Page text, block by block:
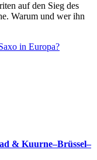
auf den Sieg des
Warum und wer ihn
in Europa?
& Kuurne–Brüssel–